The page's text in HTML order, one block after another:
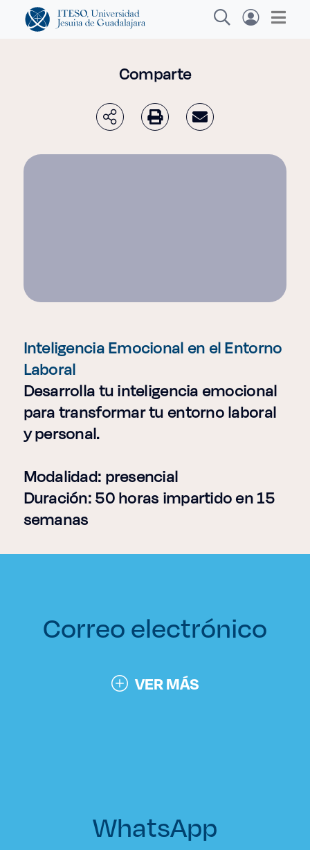
Explora sitios web, programas académicos,
actividades y noticias
Aspirantes
Becas
Graduaciones
Derecho
Lo más buscado
Derecho
Comparte
Inteligencia Emocional en el Entorno
Laboral
Desarrolla tu inteligencia emocional
para transformar tu entorno laboral
y personal.
Modalidad: presencial
Duración: 50 horas impartido en 15
semanas
Correo electrónico
VER MÁS
WhatsApp